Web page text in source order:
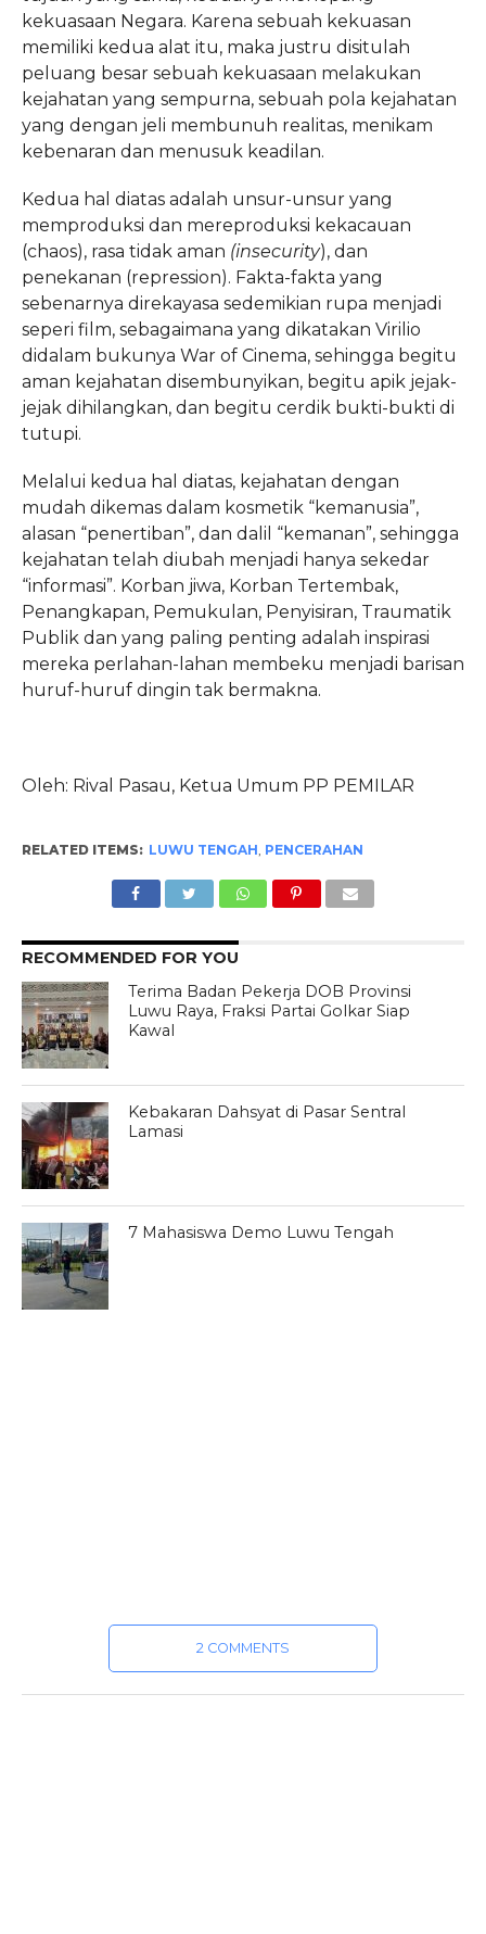
kekuasaan Negara. Karena sebuah kekuasan
memiliki kedua alat itu, maka justru disitulah
peluang besar sebuah kekuasaan melakukan
kejahatan yang sempurna, sebuah pola kejahatan
yang dengan jeli membunuh realitas, menikam
kebenaran dan menusuk keadilan.
Kedua hal diatas adalah unsur-unsur yang
memproduksi dan mereproduksi kekacauan
(chaos), rasa tidak aman (insecurity), dan
penekanan (repression). Fakta-fakta yang
sebenarnya direkayasa sedemikian rupa menjadi
seperi film, sebagaimana yang dikatakan Virilio
didalam bukunya War of Cinema, sehingga begitu
aman kejahatan disembunyikan, begitu apik jejak-
jejak dihilangkan, dan begitu cerdik bukti-bukti di
tutupi.
Melalui kedua hal diatas, kejahatan dengan
mudah dikemas dalam kosmetik “kemanusia”,
alasan “penertiban”, dan dalil “kemanan”, sehingga
kejahatan telah diubah menjadi hanya sekedar
“informasi”. Korban jiwa, Korban Tertembak,
Penangkapan, Pemukulan, Penyisiran, Traumatik
Publik dan yang paling penting adalah inspirasi
mereka perlahan-lahan membeku menjadi barisan
huruf-huruf dingin tak bermakna.
Oleh: Rival Pasau, Ketua Umum PP PEMILAR
RELATED ITEMS: LUWU TENGAH, PENCERAHAN
RECOMMENDED FOR YOU
Terima Badan Pekerja DOB Provinsi
Luwu Raya, Fraksi Partai Golkar Siap
Kawal
Kebakaran Dahsyat di Pasar Sentral
Lamasi
7 Mahasiswa Demo Luwu Tengah
2 COMMENTS